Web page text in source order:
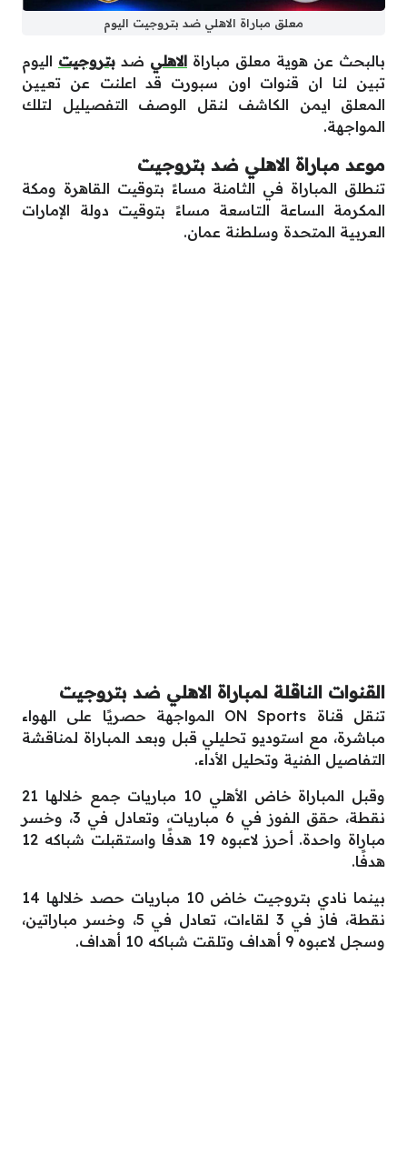
معلق مباراة الاهلي ضد بتروجيت اليوم
بالبحث عن هوية معلق مباراة الاهلي ضد بتروجيت اليوم
تبين لنا ان قنوات اون سبورت قد اعلنت عن تعيين
المعلق ايمن الكاشف لنقل الوصف التفصيليل لتلك
المواجهة.
موعد مباراة الاهلي ضد بتروجيت
تنطلق المباراة في الثامنة مساءً بتوقيت القاهرة ومكة
المكرمة الساعة التاسعة مساءً بتوقيت دولة الإمارات
العربية المتحدة وسلطنة عمان.
القنوات الناقلة لمباراة الاهلي ضد بتروجيت
تنقل قناة ON Sports المواجهة حصريًا على الهواء
مباشرة، مع استوديو تحليلي قبل وبعد المباراة لمناقشة
التفاصيل الفنية وتحليل الأداء.
وقبل المباراة خاض الأهلي 10 مباريات جمع خلالها 21
نقطة، حقق الفوز في 6 مباريات، وتعادل في 3، وخسر
مباراة واحدة. أحرز لاعبوه 19 هدفًا واستقبلت شباكه 12
هدفًا.
بينما نادي بتروجيت خاض 10 مباريات حصد خلالها 14
نقطة، فاز في 3 لقاءات، تعادل في 5، وخسر مباراتين،
وسجل لاعبوه 9 أهداف وتلقت شباكه 10 أهداف.